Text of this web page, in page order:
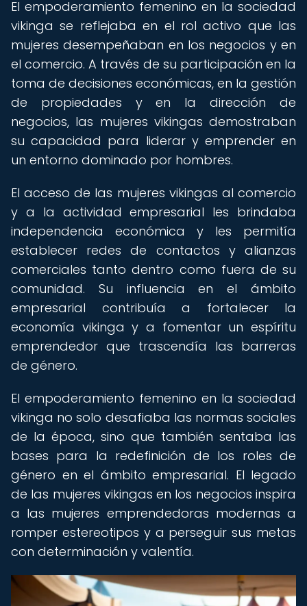
El empoderamiento femenino en la sociedad
vikinga se reflejaba en el rol activo que las
mujeres desempeñaban en los negocios y en
el comercio. A través de su participación en la
toma de decisiones económicas, en la gestión
de propiedades y en la dirección de
negocios, las mujeres vikingas demostraban
su capacidad para liderar y emprender en
un entorno dominado por hombres.
El acceso de las mujeres vikingas al comercio
y a la actividad empresarial les brindaba
independencia económica y les permitía
establecer redes de contactos y alianzas
comerciales tanto dentro como fuera de su
comunidad. Su influencia en el ámbito
empresarial contribuía a fortalecer la
economía vikinga y a fomentar un espíritu
emprendedor que trascendía las barreras
de género.
El empoderamiento femenino en la sociedad
vikinga no solo desafiaba las normas sociales
de la época, sino que también sentaba las
bases para la redefinición de los roles de
género en el ámbito empresarial. El legado
de las mujeres vikingas en los negocios inspira
a las mujeres emprendedoras modernas a
romper estereotipos y a perseguir sus metas
con determinación y valentía.